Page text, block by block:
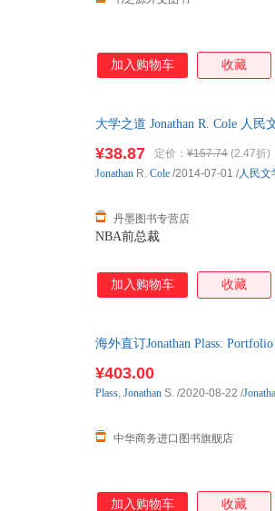
加入购物车 收藏
大学之道 Jonathan R. Cole 人民
NBA前总裁
¥38.87 定价： ¥157.74 (2.47折)
丹墨图书专营店
Jonathan R. Cole /2014-07-01 /人民文
加入购物车 收藏
海外直订Jonathan Plass:
¥403.00
中华商务进口图书旗舰店
Plass, Jonathan S. /2020-08-22 /
加入购物车 收藏